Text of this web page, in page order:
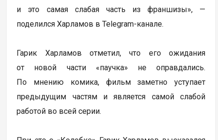
и это самая слабая часть из франшизы», —
поделился Харламов в Telegram-канале.
Гарик Харламов отметил, что его ожидания
от новой части «паучка» не оправдались.
По мнению комика, фильм заметно уступает
предыдущим частям и является самой слабой
работой во всей серии.